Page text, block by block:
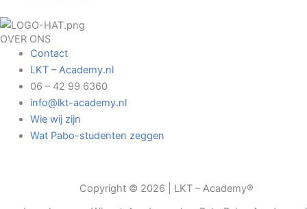
OVER ONS
Contact
LKT – Academy.nl
06 – 42 99 6360
info@lkt-academy.nl
Wie wij zijn
Wat Pabo-studenten zeggen
Copyright © 2026 | LKT – Academy®